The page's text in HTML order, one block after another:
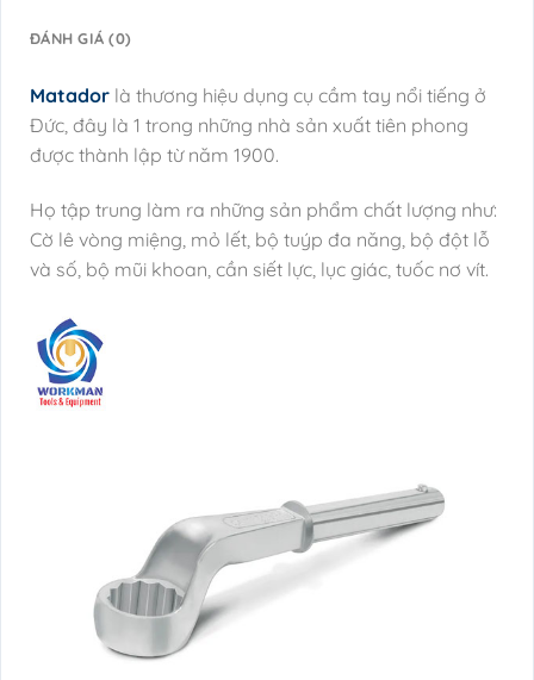
ĐÁNH GIÁ (0)
Matador là thương hiệu dụng cụ cầm tay nổi tiếng ở
Đức, đây là 1 trong những nhà sản xuất tiên phong
được thành lập từ năm 1900.
Họ tập trung làm ra những sản phẩm chất lượng như:
Cờ lê vòng miệng, mỏ lết, bộ tuýp đa năng, bộ đột lỗ
và số, bộ mũi khoan, cần siết lực, lục giác, tuốc nơ vít.